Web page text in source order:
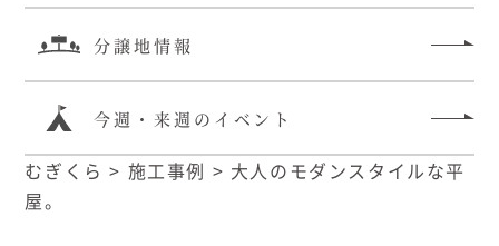
分譲地情報
今週・来週のイベント
むぎくら > 施工事例 > 大人のモダンスタイルな平
屋。